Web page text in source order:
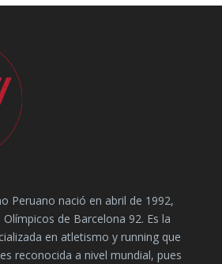
Peruano nació en abril de 1992,
de Barcelona 92. Es la
en atletismo y running que
reconocida a nivel mundial, pues